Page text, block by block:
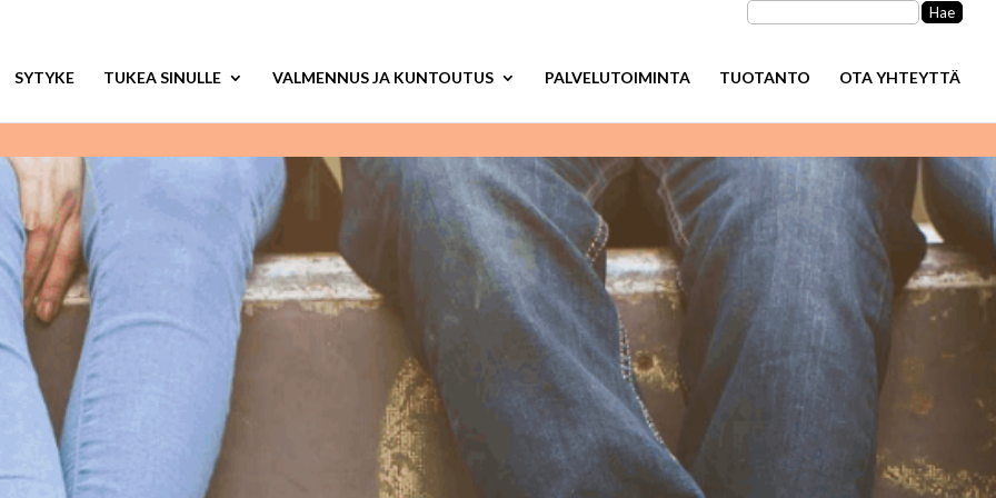
Haku:
SYTYKE TUKEA SINULLE VALMENNUS JA KUNTOUTUS PALVELUTOIMINTA TUOTANTO OTA YHTEYTTÄ